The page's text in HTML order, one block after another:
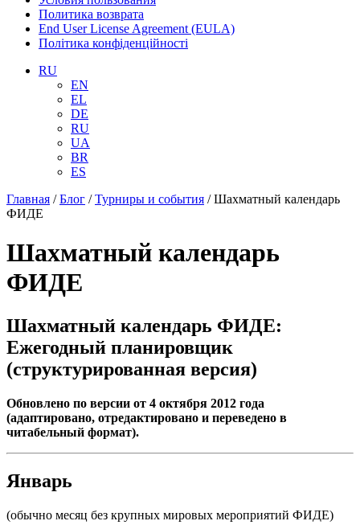
Политика возврата
End User License Agreement (EULA)
Політика конфіденційності
RU
EN
EL
DE
RU
UA
BR
ES
Главная /Блог /Турниры и события /Шахматный календарь
ФИДЕ
Шахматный календарь
ФИДЕ
Шахматный календарь ФИДЕ:
Ежегодный планировщик
(структурированная версия)
Обновлено по версии от 4 октября 2012 года
(адаптировано, отредактировано и переведено в
читабельный формат).
Январь
(обычно месяц без крупных мировых мероприятий ФИДЕ)